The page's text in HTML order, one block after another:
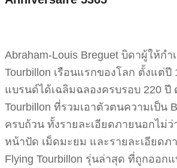
Abraham-Louis Breguet บิดาผู้ให้กำ
Tourbillon เรือนแรกของโลก ตั้งแต่ปี
แบรนด์ได้เฉลิมฉลองครบรอบ 220 ปี
Tourbillon ที่รวมเอาตัวตนความเป็น
ครบถ้วน ทั้งรายละเอียดภายนอกไม่ว่
หน้าปัด เม็ดมะยม และรายละเอียดภ
Flying Tourbillon รุ่นล่าสุด ที่ถูกออก